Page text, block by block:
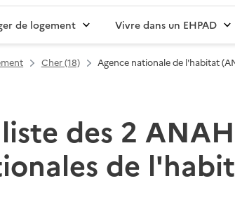
de logement Vivre dans un EHPAD
Cher (18) Agence nationale de l'habitat
des 2
de